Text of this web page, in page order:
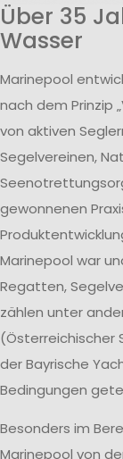
Über 35
Wasser
Marinepool
nach dem Prinzip
von aktiven
Segelvereinen,
gewonnenen
Marinepool war
Regatten,
zählen unter
(Österreichischer
der Bayrische
Bedingungen
Besonders im
Marinepool von